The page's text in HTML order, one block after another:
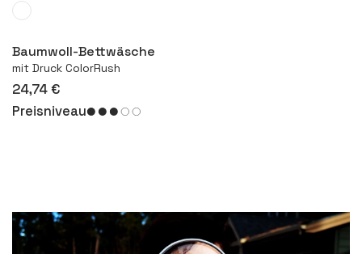
Baumwoll-Bettwäsche
mit Druck ColorRush
24,74 €
Preisniveau